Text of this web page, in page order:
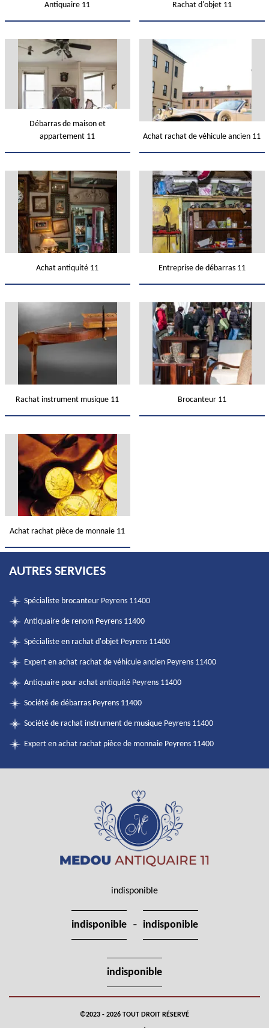
Antiquaire 11 Rachat d'objet 11
Débarras de maison et
appartement 11
Achat rachat de véhicule ancien 11
Achat antiquité 11 Entreprise de débarras 11
Rachat instrument musique 11 Brocanteur 11
Achat rachat pièce de monnaie 11
AUTRES SERVICES
Spécialiste brocanteur Peyrens 11400
Antiquaire de renom Peyrens 11400
Spécialiste en rachat d'objet Peyrens 11400
Expert en achat rachat de véhicule ancien Peyrens 11400
Antiquaire pour achat antiquité Peyrens 11400
Société de débarras Peyrens 11400
Société de rachat instrument de musique Peyrens 11400
Expert en achat rachat pièce de monnaie Peyrens 11400
indisponible
indisponible - indisponible
indisponible
©2023 - 2026 TOUT DROIT RÉSERVÉ